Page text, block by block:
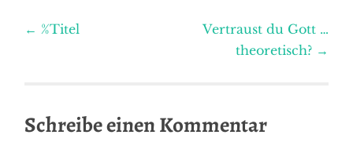
EHEPROBLEME
Beitragsnavigation
← %Titel
Vertraust du Gott …
theoretisch? →
Schreibe einen Kommentar